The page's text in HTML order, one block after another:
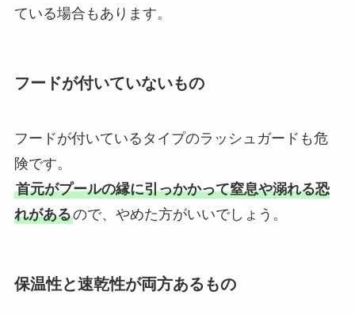
ている場合もあります。
フードが付いていないもの
フードが付いているタイプのラッシュガードも危
険です。
首元がプールの縁に引っかかって窒息や溺れる恐
れがあるので、やめた方がいいでしょう。
保温性と速乾性が両方あるもの